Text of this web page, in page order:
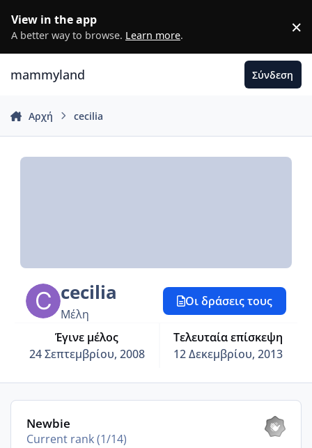
View in the app
A better way to browse. Learn more. ×
mammyland Σύνδεση
Αρχή cecilia
cecilia
Μέλη
Έγινε μέλος
24 Σεπτεμβρίου, 2008
Τελευταία επίσκεψη
12 Δεκεμβρίου, 2013
Οι δράσεις τους
View all
Newbie
Current rank (1/14)